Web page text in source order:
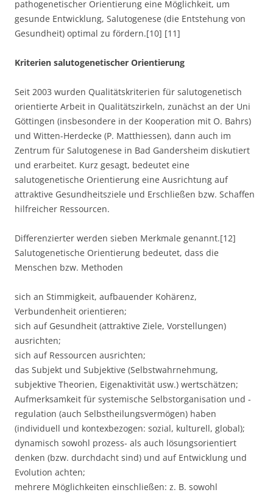
pathogenetischer Orientierung eine Möglichkeit, um
gesunde Entwicklung, Salutogenese (die Entstehung von
Gesundheit) optimal zu fördern.[10] [11]
Kriterien salutogenetischer Orientierung
Seit 2003 wurden Qualitätskriterien für salutogenetisch
orientierte Arbeit in Qualitätszirkeln, zunächst an der Uni
Göttingen (insbesondere in der Kooperation mit O. Bahrs)
und Witten-Herdecke (P. Matthiessen), dann auch im
Zentrum für Salutogenese in Bad Gandersheim diskutiert
und erarbeitet. Kurz gesagt, bedeutet eine
salutogenetische Orientierung eine Ausrichtung auf
attraktive Gesundheitsziele und Erschließen bzw. Schaffen
hilfreicher Ressourcen.
Differenzierter werden sieben Merkmale genannt.[12]
Salutogenetische Orientierung bedeutet, dass die
Menschen bzw. Methoden
sich an Stimmigkeit, aufbauender Kohärenz,
Verbundenheit orientieren;
sich auf Gesundheit (attraktive Ziele, Vorstellungen)
ausrichten;
sich auf Ressourcen ausrichten;
das Subjekt und Subjektive (Selbstwahrnehmung,
subjektive Theorien, Eigenaktivität usw.) wertschätzen;
Aufmerksamkeit für systemische Selbstorganisation und -
regulation (auch Selbstheilungsvermögen) haben
(individuell und kontexbezogen: sozial, kulturell, global);
dynamisch sowohl prozess- als auch lösungsorientiert
denken (bzw. durchdacht sind) und auf Entwicklung und
Evolution achten;
mehrere Möglichkeiten einschließen: z. B. sowohl